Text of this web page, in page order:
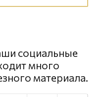
социальные
много
материала.